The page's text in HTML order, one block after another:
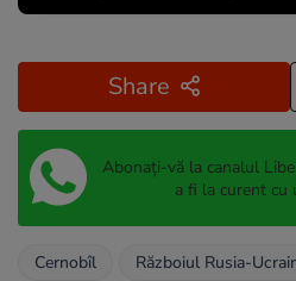
Share
Abonați-vă la canalul
a fi la curent
Cernobîl Războiul Rusia-